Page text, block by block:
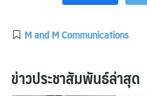
M and M Communications
ข่าวประชาสัมพันธ์ล่าสุด